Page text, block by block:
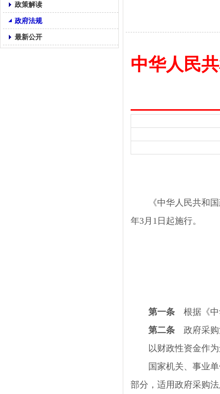
政策解读
政府法规
最新公开
中华人民
《中华人民共和国
年3月 1 日起施行。
第一条 根据《中
第二条 政府采购
以财政性资金作为
国家机关、事业单
部分，适用政府采购